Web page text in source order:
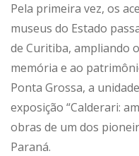
Pela primeira vez, os
museus do Estado
de Curitiba, ampliando
memória e ao
Ponta Grossa, a
exposição “Calderari:
obras de um dos
Paraná.